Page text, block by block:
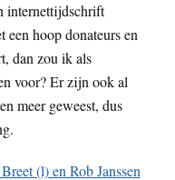
internettijdschrift
een hoop donateurs en
dan zou ik als
voor? Er zijn ook al
meer geweest, dus